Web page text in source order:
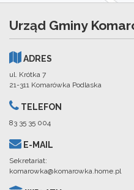
Urząd Gminy
ADRES
ul. Krótka 7
21-311 Komarówka Podlaska
TELEFON
83 35 35 004
E-MAIL
Sekretariat:
komarowka@komarowka.home.pl